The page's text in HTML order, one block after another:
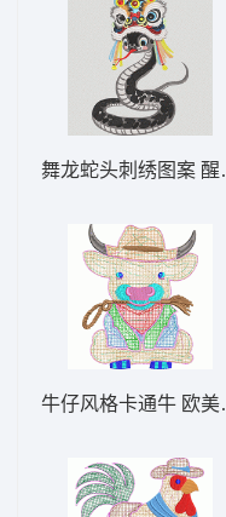
舞龙蛇头刺绣图案 醒
牛仔风格卡通牛 欧